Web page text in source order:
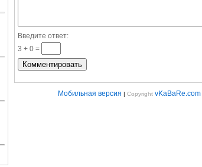
Введите ответ:
3 + 0 =
Мобильная версия | Copyright vKaBaRe.com